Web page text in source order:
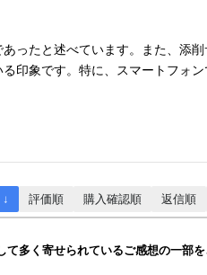
ったと述べています。また、添
印象です。特に、スマートフォ
評価順 購入確認順 返信順
多く寄せられているご感想の一部を